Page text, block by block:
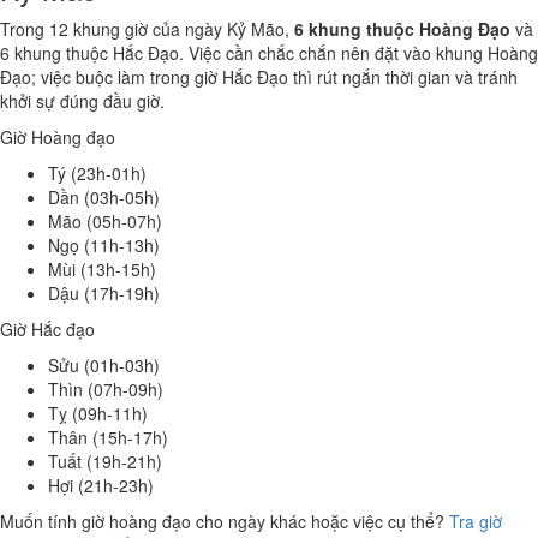
Trong 12 khung giờ của ngày Kỷ Mão, 6 khung thuộc Hoàng Đạo và
6 khung thuộc Hắc Đạo. Việc cần chắc chắn nên đặt vào khung Hoàng
Đạo; việc buộc làm trong giờ Hắc Đạo thì rút ngắn thời gian và tránh
khởi sự đúng đầu giờ.
Giờ Hoàng đạo
Tý (23h-01h)
Dần (03h-05h)
Mão (05h-07h)
Ngọ (11h-13h)
Mùi (13h-15h)
Dậu (17h-19h)
Giờ Hắc đạo
Sửu (01h-03h)
Thìn (07h-09h)
Tỵ (09h-11h)
Thân (15h-17h)
Tuất (19h-21h)
Hợi (21h-23h)
Muốn tính giờ hoàng đạo cho ngày khác hoặc việc cụ thể? Tra giờ